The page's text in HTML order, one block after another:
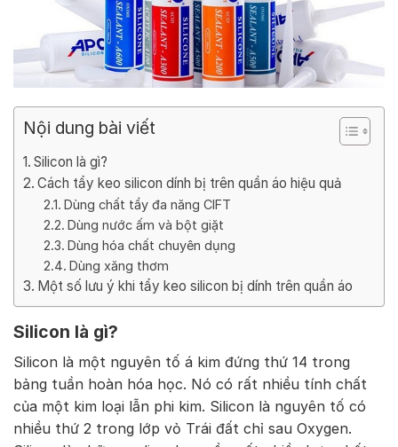
Nội dung bài viết
Silicon là gì?
Cách tẩy keo silicon dính bị trên quần áo hiệu quả
Dùng chất tẩy đa năng CIFT
Dùng nước ấm và bột giặt
Dùng hóa chất chuyên dụng
Dùng xăng thơm
Một số lưu ý khi tẩy keo silicon bị dính trên quần áo
Silicon là gì?
Silicon là một nguyên tố á kim đứng thứ 14 trong
bảng tuần hoàn hóa học. Nó có rất nhiều tính chất
của một kim loại lẫn phi kim. Silicon là nguyên tố có
nhiều thứ 2 trong lớp vỏ Trái đất chỉ sau Oxygen.